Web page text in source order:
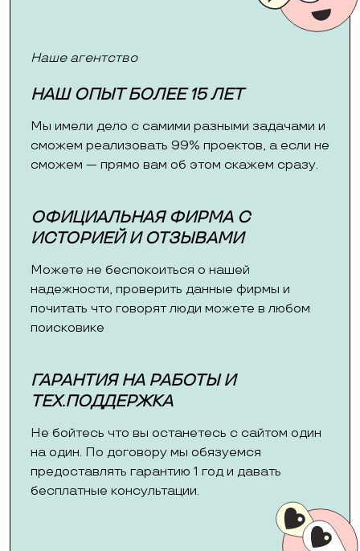
Наше агентство
НАШ ОПЫТ БОЛЕЕ 15 ЛЕТ
Мы имели дело с самими разными задачами и
сможем реализовать 99% проектов, а если не
сможем — прямо вам об этом скажем сразу.
ОФИЦИАЛЬНАЯ ФИРМА С
ИСТОРИЕЙ И ОТЗЫВАМИ
Можете не беспокоиться о нашей
надежности, проверить данные фирмы и
почитать что говорят люди можете в любом
поисковике
ГАРАНТИЯ НА РАБОТЫ И
ТЕХ.ПОДДЕРЖКА
Не бойтесь что вы останетесь с сайтом один
на один. По договору мы обязуемся
предоставлять гарантию 1 год и давать
бесплатные консультации.